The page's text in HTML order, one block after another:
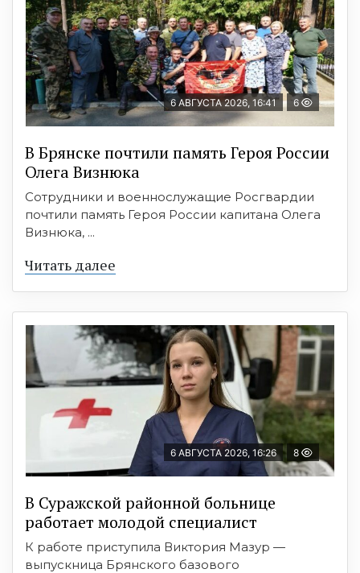
6 АВГУСТА 2026, 16:41 6
В Брянске почтили память Героя России
Олега Визнюка
Сотрудники и военнослужащие Росгвардии
почтили память Героя России капитана Олега
Визнюка, ...
Читать далее
6 АВГУСТА 2026, 16:26 8
В Суражской районной больнице
работает молодой специалист
К работе приступила Виктория Мазур —
выпускница Брянского базового